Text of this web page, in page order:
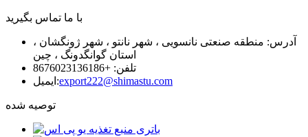
با ما تماس بگیرید
آدرس: منطقه صنعتی نانسویی ، شهر نانتو ، شهر ژونگشان ،
استان گوانگدونگ ، چین
تلفن: +8676023136186
ایمیل:export222@shimastu.com
توصیه شده